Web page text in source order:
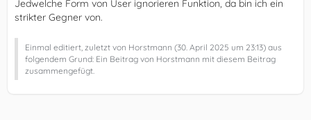
Jedwelche Form von User ignorieren Funktion, da bin ich ein
strikter Gegner von.
Einmal editiert, zuletzt von Horstmann (30. April 2025 um 23:13) aus
folgendem Grund: Ein Beitrag von Horstmann mit diesem Beitrag
zusammengefügt.